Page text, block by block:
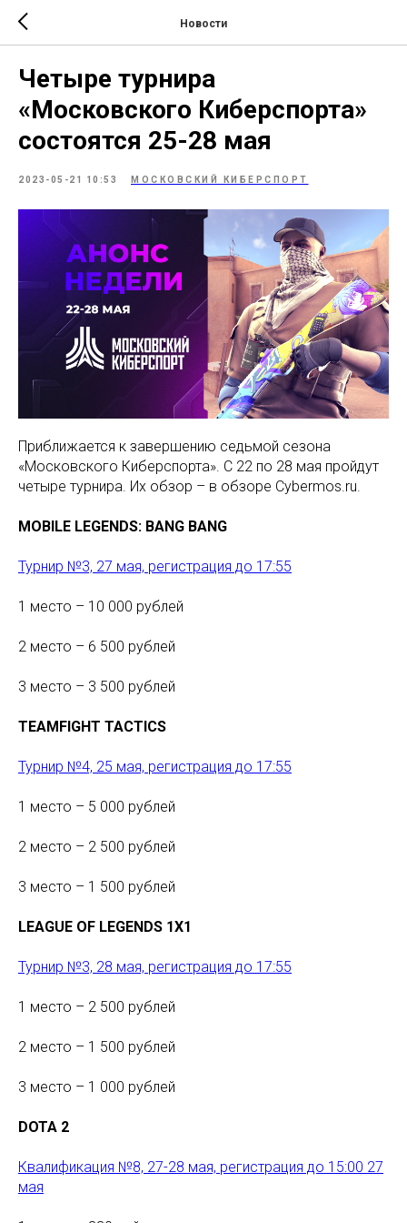
Новости
Четыре турнира
«Московского Киберспорта»
состоятся 25-28 мая
2023-05-21 10:53 МОСКОВСКИЙ КИБЕРСПОРТ
Приближается к завершению седьмой сезона
«Московского Киберспорта». С 22 по 28 мая пройдут
четыре турнира. Их обзор – в обзоре Cybermos.ru.
MOBILE LEGENDS: BANG BANG
Турнир №3, 27 мая, регистрация до 17:55
1 место – 10 000 рублей
2 место – 6 500 рублей
3 место – 3 500 рублей
TEAMFIGHT TACTICS
Турнир №4, 25 мая, регистрация до 17:55
1 место – 5 000 рублей
2 место – 2 500 рублей
3 место – 1 500 рублей
LEAGUE OF LEGENDS 1X1
Турнир №3, 28 мая, регистрация до 17:55
1 место – 2 500 рублей
2 место – 1 500 рублей
3 место – 1 000 рублей
DOTA 2
Квалификация №8, 27-28 мая, регистрация до 15:00 27
мая